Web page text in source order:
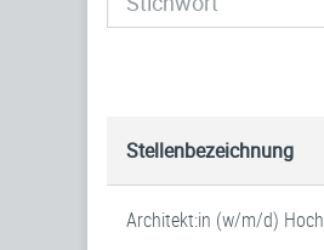
Stellenbezeichnung
Architekt:in (w/m/d)